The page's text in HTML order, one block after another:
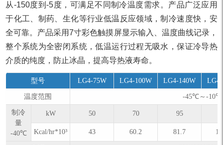
从-150度到-5度，可满足不同制冷温度需求。产品广泛应用
于化工、制药、生化等行业低温反应领域，制冷速度快，安
全可靠。产品采用7寸彩色触摸屏显示输入、温度曲线记录，
整个系统为全密闭系统，低温运行过程无吸水，保证冷导热
介质的纯度，防止冰晶，提高导热液寿命。
型号 LG4-75W LG4-100W LG4-140W
温度范围 -45℃～-10℃
制冷
量
-40℃
kW 50 70 95
Kcal/hr*10³ 43 60.2 81.7